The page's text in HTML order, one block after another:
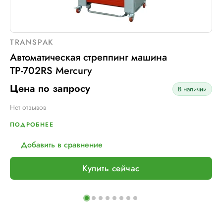
TRANSPAK
Автоматическая стреппинг машина
ТР-702RS Mercury
Цена по запросу
В наличии
Нет отзывов
ПОДРОБНЕЕ
Добавить в сравнение
Купить сейчас